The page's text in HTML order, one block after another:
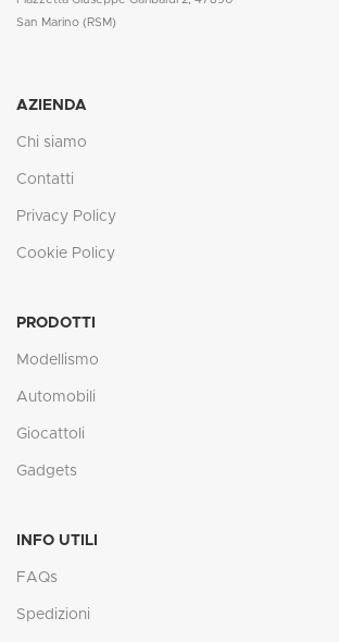
San Marino (RSM)
AZIENDA
Chi siamo
Contatti
Privacy Policy
Cookie Policy
PRODOTTI
Modellismo
Automobili
Giocattoli
Gadgets
INFO UTILI
FAQs
Spedizioni